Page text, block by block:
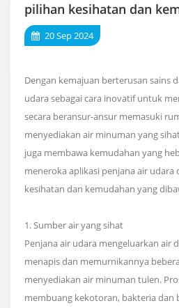
pilihan kesihatan dan
20 Sep 2024
Dengan kemajuan berterusan sains
udara sebagai cara inovatif untuk
secara beransur-ansur memasuki
menyediakan air minuman yang
juga membawa kemudahan yang
meneroka aplikasi penjana air udara
kesihatan dan kemudahan yang
1. Sumber air yang sihat
Penjana air udara mengeluarkan air
menapis dan memurnikannya
menyediakan air minuman tulen.
membuang kekotoran, bakteria dan